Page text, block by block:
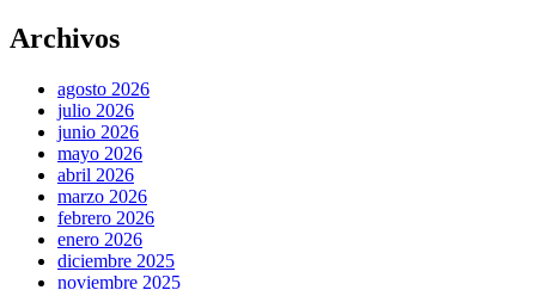
Archivos
agosto 2026
julio 2026
junio 2026
mayo 2026
abril 2026
marzo 2026
febrero 2026
enero 2026
diciembre 2025
noviembre 2025